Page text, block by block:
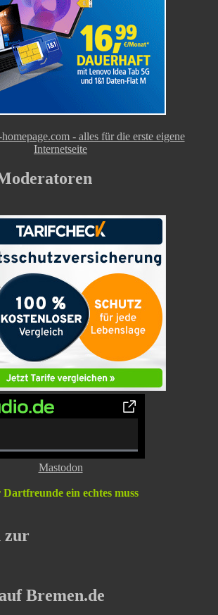
0%
Complete
Mastodon
ein echtes muss
zur
Bremen.de